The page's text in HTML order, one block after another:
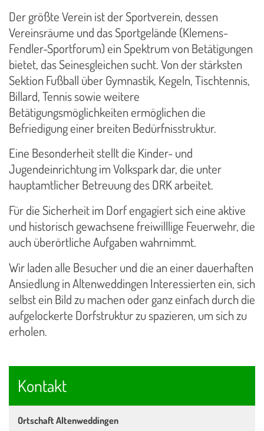
Der größte Verein ist der Sportverein, dessen
Vereinsräume und das Sportgelände (Klemens-
Fendler-Sportforum) ein Spektrum von Betätigungen
bietet, das Seinesgleichen sucht. Von der stärksten
Sektion Fußball über Gymnastik, Kegeln, Tischtennis,
Billard, Tennis sowie weitere
Betätigungsmöglichkeiten ermöglichen die
Befriedigung einer breiten Bedürfnisstruktur.
Eine Besonderheit stellt die Kinder- und
Jugendeinrichtung im Volkspark dar, die unter
hauptamtlicher Betreuung des DRK arbeitet.
Für die Sicherheit im Dorf engagiert sich eine aktive
und historisch gewachsene freiwilllige Feuerwehr, die
auch überörtliche Aufgaben wahrnimmt.
Wir laden alle Besucher und die an einer dauerhaften
Ansiedlung in Altenweddingen Interessierten ein, sich
selbst ein Bild zu machen oder ganz einfach durch die
aufgelockerte Dorfstruktur zu spazieren, um sich zu
erholen.
Kontakt
Ortschaft Altenweddingen